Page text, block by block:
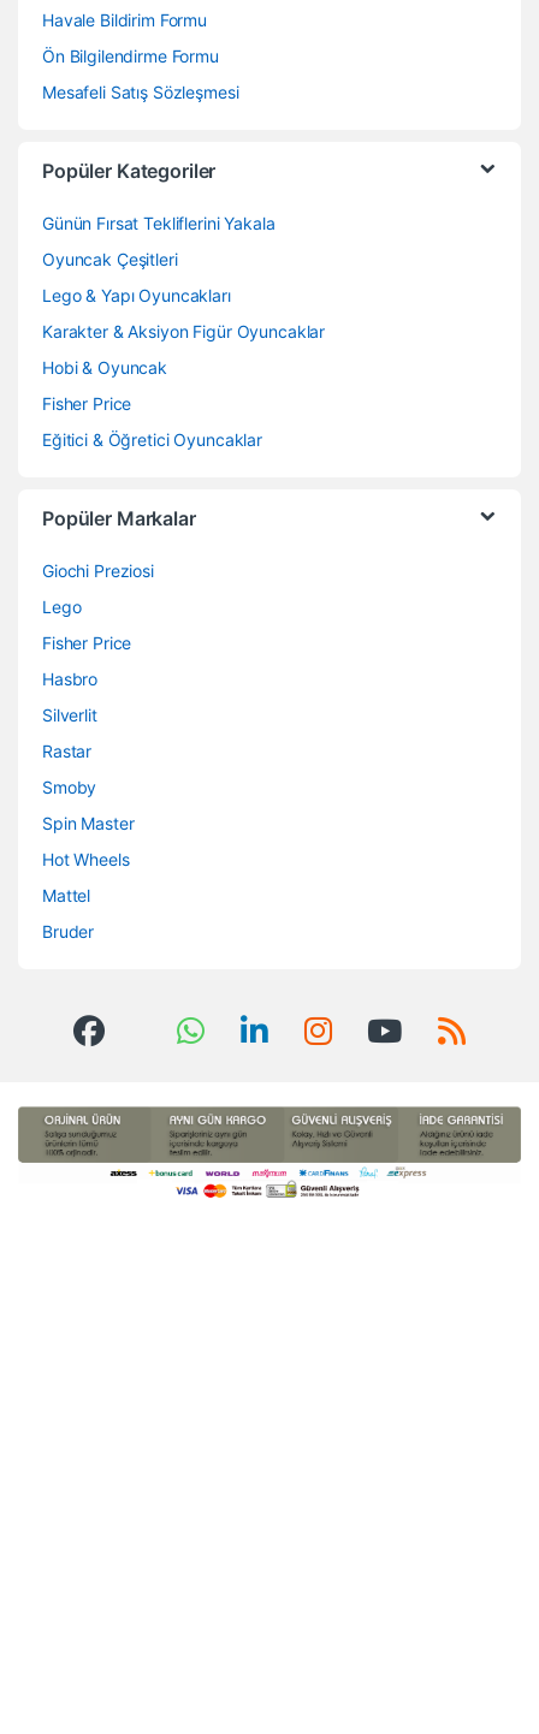
Havale Bildirim Formu
Ön Bilgilendirme Formu
Mesafeli Satış Sözleşmesi
Popüler Kategoriler
Günün Fırsat Tekliflerini Yakala
Oyuncak Çeşitleri
Lego & Yapı Oyuncakları
Karakter & Aksiyon Figür Oyuncaklar
Hobi & Oyuncak
Fisher Price
Eğitici & Öğretici Oyuncaklar
Popüler Markalar
Giochi Preziosi
Lego
Fisher Price
Hasbro
Silverlit
Rastar
Smoby
Spin Master
Hot Wheels
Mattel
Bruder